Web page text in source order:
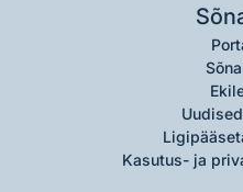
Kasutus- ja